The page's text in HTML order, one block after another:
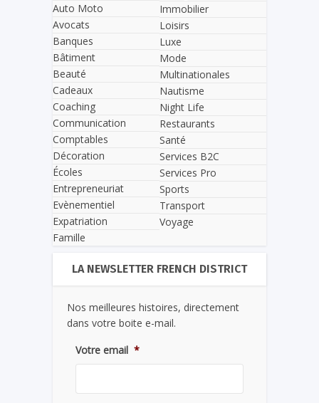
Auto Moto
Avocats
Banques
Bâtiment
Beauté
Cadeaux
Coaching
Communication
Comptables
Décoration
Écoles
Entrepreneuriat
Evènementiel
Expatriation
Famille
Immobilier
Loisirs
Luxe
Mode
Multinationales
Nautisme
Night Life
Restaurants
Santé
Services B2C
Services Pro
Sports
Transport
Voyage
LA NEWSLETTER FRENCH DISTRICT
Nos meilleures histoires, directement
dans votre boite e-mail.
Votre email *